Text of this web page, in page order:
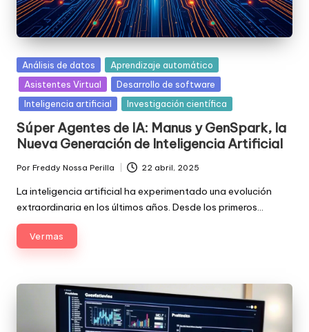
Posted
in
Análisis de datos
Aprendizaje automático
Asistentes Virtual
Desarrollo de software
Inteligencia artificial
Investigación científica
Súper Agentes de IA: Manus y GenSpark, la
Nueva Generación de Inteligencia Artificial
Publicado
por
Por Freddy Nossa Perilla 22 abril, 2025
La inteligencia artificial ha experimentado una evolución
extraordinaria en los últimos años. Desde los primeros…
Ver mas